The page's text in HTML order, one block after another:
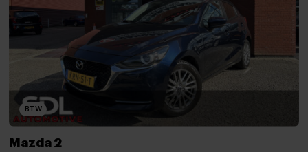
APPLE CARPLAY
Apple Carplay / Android auto voorbereiding
APPLE CARPLAY NAVIGATIE
Audio installatie
Audio installatie premium
Audio installatie premium
BTW
Mazda 2